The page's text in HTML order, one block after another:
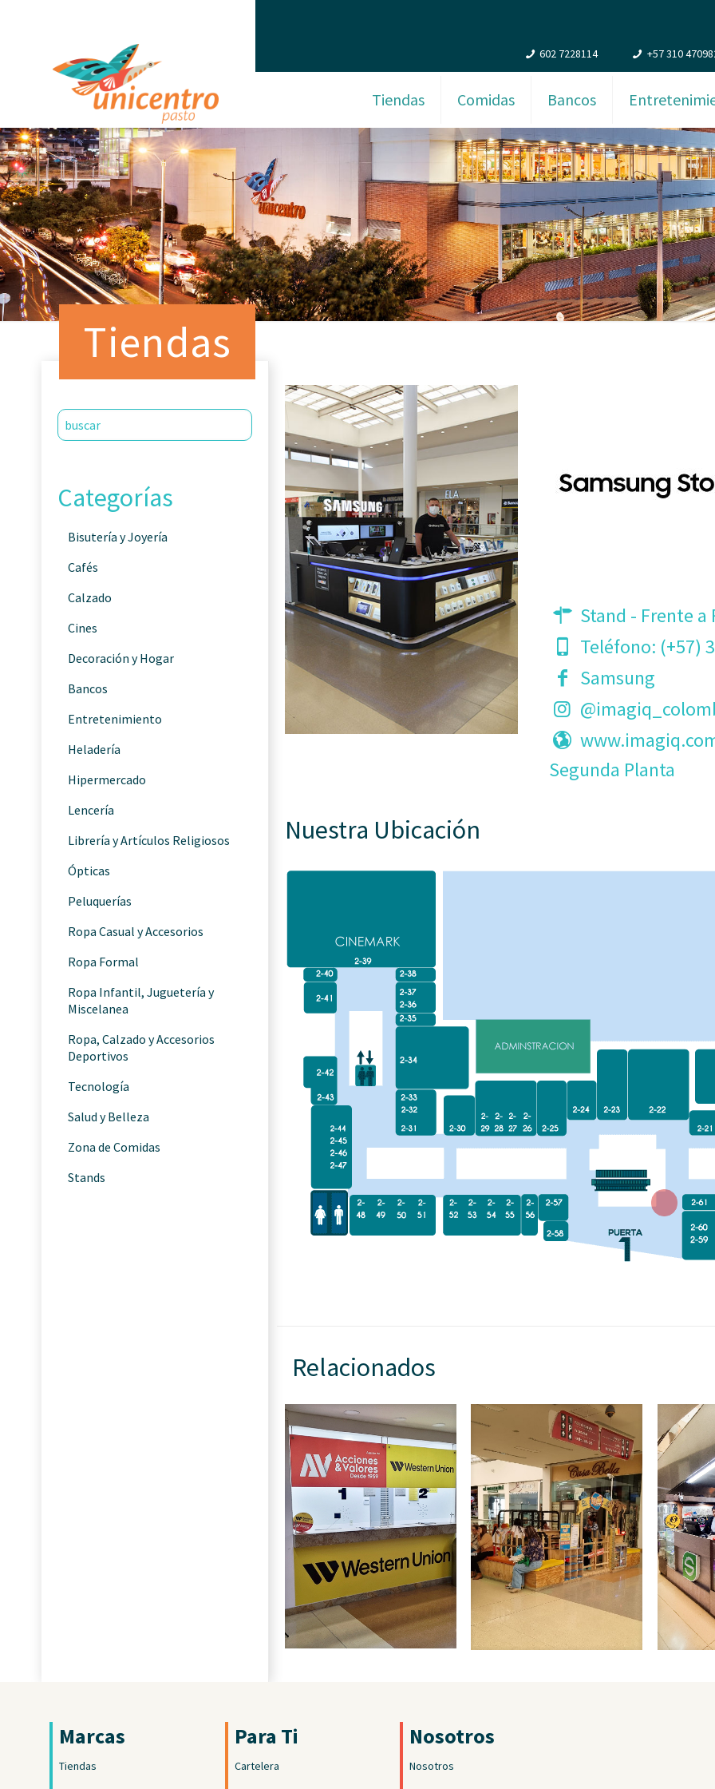
602 7228114 +57 310
Tiendas Comidas Bancos
Stand - Frente a
Teléfono: (+57)
Samsung
Segunda Planta
Nuestra Ubicación
Relacionados
Categorías
Bisutería y Joyería
Cafés
Calzado
Cines
Decoración y Hogar
Bancos
Entretenimiento
Heladería
Hipermercado
Lencería
Librería y Artículos Religiosos
Ópticas
Peluquerías
Ropa Casual y Accesorios
Ropa Formal
Ropa Infantil, Juguetería y
Miscelanea
Ropa, Calzado y Accesorios
Deportivos
Tecnología
Salud y Belleza
Zona de Comidas
Stands
Marcas
Tiendas
Para Ti
Cartelera
Nosotros
Nosotros